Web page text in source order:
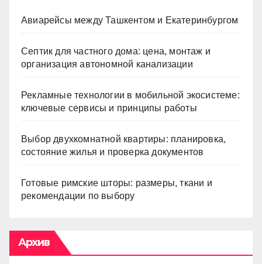
Авиарейсы между Ташкентом и Екатеринбургом
Септик для частного дома: цена, монтаж и
организация автономной канализации
Рекламные технологии в мобильной экосистеме:
ключевые сервисы и принципы работы
Выбор двухкомнатной квартиры: планировка,
состояние жилья и проверка документов
Готовые римские шторы: размеры, ткани и
рекомендации по выбору
Архив